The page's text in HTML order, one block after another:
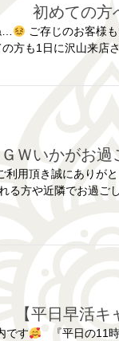
初めての方
… ご存じのお客様
方も1日に沢山来店
ＧＷいかがお
利用頂き誠にありが
る方や近隣でお過ご
【平日早活
です
『平日の11